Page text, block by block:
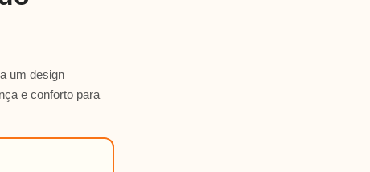
um design
e conforto para